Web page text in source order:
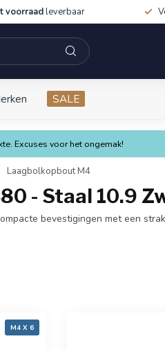
voorraadleverbaar
SALE
Excuses voor het ongemak!
Laagbolkopbout M4
- Staal 10.9
bevestigingen met een
M4 X 6